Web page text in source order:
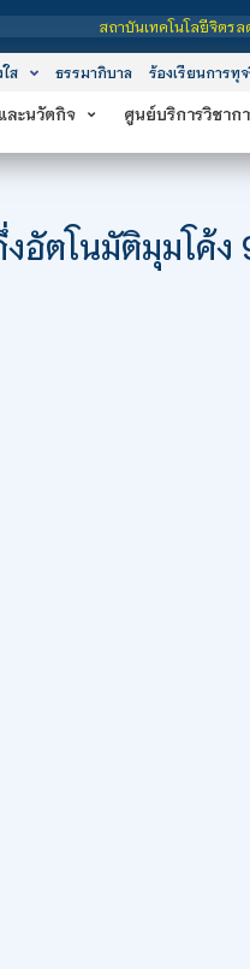
สถาบันเทคโนโลยีจิตรลดา เป็นสถ
ส ธรรมาภิบาล ร้องเรียนการทุ
ละนวัตกิจ ศูนย์บริการวิชาก
อัตโนมัติมุมโค้ง